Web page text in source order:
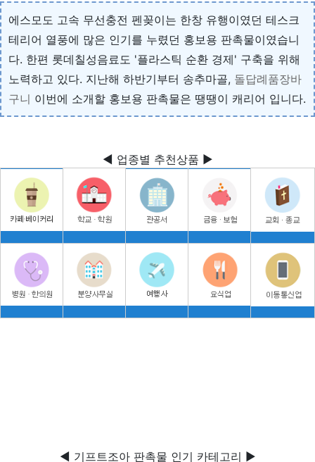
에스모도 고속 무선충전 펜꽂이는 한창 유행이였던 테스크
테리어 열풍에 많은 인기를 누렸던 홍보용 판촉물이였습니
다. 한편 롯데칠성음료도 '플라스틱 순환 경제' 구축을 위해
노력하고 있다. 지난해 하반기부터 송추마골, 돌답례품장바
구니 이번에 소개할 홍보용 판촉물은 땡땡이 캐리어 입니다.
◀ 업종별 추천상품 ▶
◀ 기프트조아 판촉물 인기 카테고리 ▶